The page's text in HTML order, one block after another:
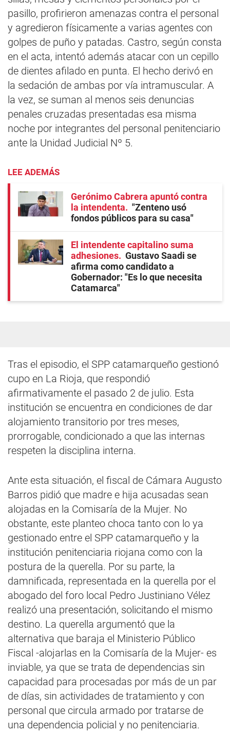
pasillo, profirieron amenazas contra el personal
y agredieron físicamente a varias agentes con
golpes de puño y patadas. Castro, según consta
en el acta, intentó además atacar con un cepillo
de dientes afilado en punta. El hecho derivó en
la sedación de ambas por vía intramuscular. A
la vez, se suman al menos seis denuncias
penales cruzadas presentadas esa misma
noche por integrantes del personal penitenciario
ante la Unidad Judicial Nº 5.
LEE ADEMÁS
Gerónimo Cabrera apuntó contra
la intendenta
"Zenteno usó
fondos públicos para su casa"
El intendente capitalino suma
adhesiones
Gustavo Saadi se
afirma como candidato a
Gobernador: "Es lo que necesita
Catamarca"
Tras el episodio, el SPP catamarqueño gestionó
cupo en La Rioja, que respondió
afirmativamente el pasado 2 de julio. Esta
institución se encuentra en condiciones de dar
alojamiento transitorio por tres meses,
prorrogable, condicionado a que las internas
respeten la disciplina interna.
Ante esta situación, el fiscal de Cámara Augusto
Barros pidió que madre e hija acusadas sean
alojadas en la Comisaría de la Mujer. No
obstante, este planteo choca tanto con lo ya
gestionado entre el SPP catamarqueño y la
institución penitenciaria riojana como con la
postura de la querella. Por su parte, la
damnificada, representada en la querella por el
abogado del foro local Pedro Justiniano Vélez
realizó una presentación, solicitando el mismo
destino. La querella argumentó que la
alternativa que baraja el Ministerio Público
Fiscal -alojarlas en la Comisaría de la Mujer- es
inviable, ya que se trata de dependencias sin
capacidad para procesadas por más de un par
de días, sin actividades de tratamiento y con
personal que circula armado por tratarse de
una dependencia policial y no penitenciaria.